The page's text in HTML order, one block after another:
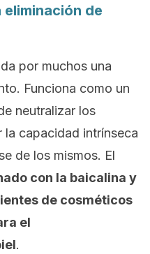
de
por muchos una
Funciona como un
neutralizar los
la capacidad intrínseca
de los mismos. El
con la baicalina y
de cosméticos
el
.